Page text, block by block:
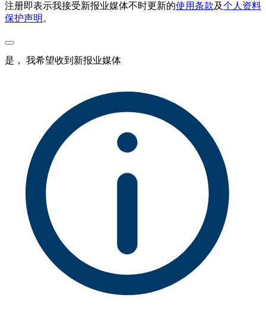
注册即表示我接受新报业媒体不时更新的使用条款及个人资料
保护声明 。
是， 我希望收到新报业媒体